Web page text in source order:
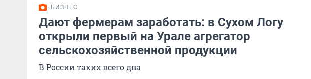
БИЗНЕС
Дают фермерам заработать: в Сухом Логу
открыли первый на Урале агрегатор
сельскохозяйственной продукции
В России таких всего два